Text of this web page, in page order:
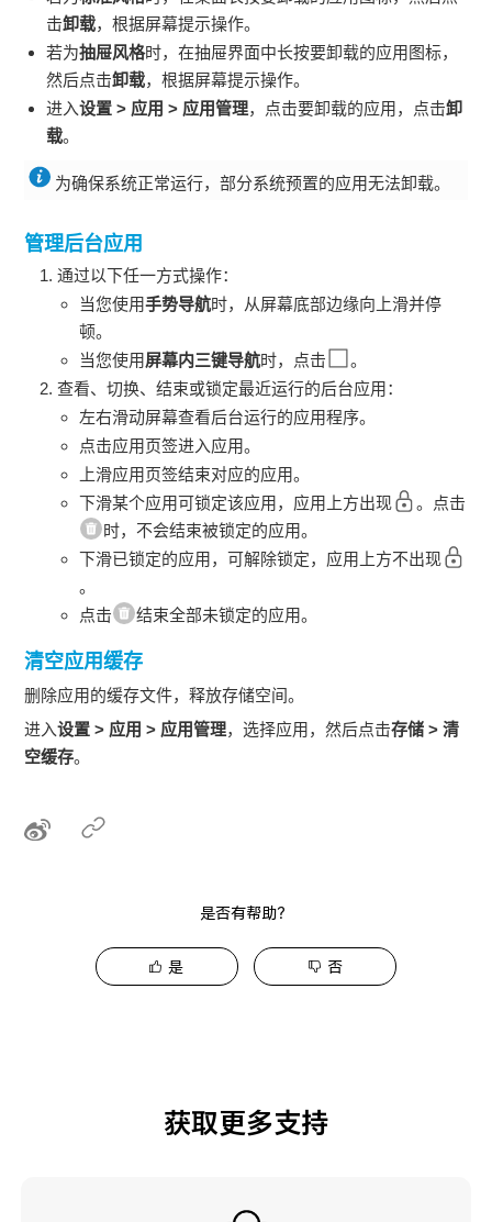
击卸载，根据屏幕提示操作。
若为抽屉风格时，在抽屉界面中长按要卸载的应用图标，
然后点击卸载，根据屏幕提示操作。
进入设置 > 应用 > 应用管理，点击要卸载的应用，点击卸
载。
为确保系统正常运行，部分系统预置的应用无法卸载。
管理后台应用
通过以下任一方式操作：
当您使用手势导航时，从屏幕底部边缘向上滑并停
顿。
当您使用屏幕内三键导航时，点击
。
查看、切换、结束或锁定最近运行的后台应用：
左右滑动屏幕查看后台运行的应用程序。
点击应用页签进入应用。
上滑应用页签结束对应的应用。
下滑某个应用可锁定该应用，应用上方出现
。点击
时，不会结束被锁定的应用。
下滑已锁定的应用，可解除锁定，应用上方不出现
。
点击
结束全部未锁定的应用。
清空应用缓存
删除应用的缓存文件，释放存储空间。
进入设置 > 应用 > 应用管理，选择应用，然后点击存储 >清
空缓存。
是否有帮助？
是 否
获取更多支持